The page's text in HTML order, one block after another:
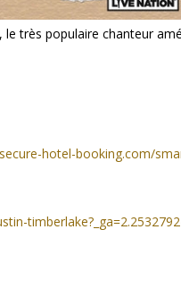
très populaire chanteur
hotel-booking.com/